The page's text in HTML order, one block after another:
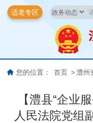
适老专区
您的位置： 首页 > 澧州
【澧县“企业
人民法院党组